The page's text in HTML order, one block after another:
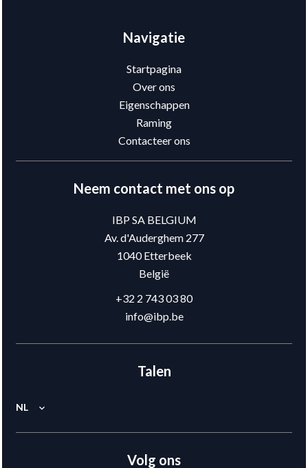
Navigatie
Startpagina
Over ons
Eigenschappen
Raming
Contacteer ons
Neem contact met ons op
IBP SA BELGIUM
Av. d'Auderghem 277
1040Etterbeek
België
+32 2 743 03 80
info@ibp.be
Talen
NL
Volg ons